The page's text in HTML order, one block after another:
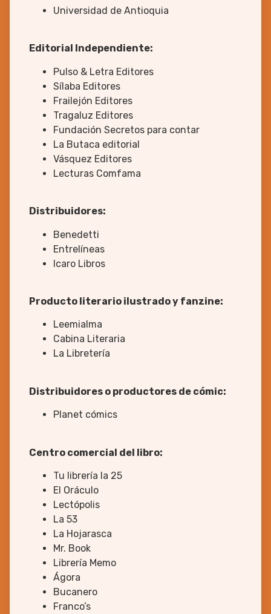
Universidad de Antioquia
Editorial Independiente:
Pulso & Letra Editores
Sílaba Editores
Frailejón Editores
Tragaluz Editores
Fundación Secretos para contar
La Butaca editorial
Vásquez Editores
Lecturas Comfama
Distribuidores:
Benedetti
Entrelíneas
Icaro Libros
Producto literario ilustrado y fanzine:
Leemialma
Cabina Literaria
La Libretería
Distribuidores o productores de cómic:
Planet cómics
Centro comercial del libro:
Tu librería la 25
El Oráculo
Lectópolis
La 53
La Hojarasca
Mr. Book
Librería Memo
Ágora
Bucanero
Franco’s